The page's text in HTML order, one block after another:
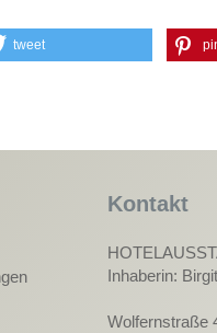
tweet
Kontakt
Inhaberin:
Wolfernstraße